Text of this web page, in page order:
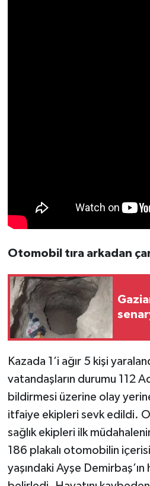
Otomobil tıra arkadan
Kazada 1’i ağır 5 kişi
vatandaşların durumu 112
bildirmesi üzerine olay
itfaiye ekipleri sevk edildi.
sağlık ekipleri ilk
186 plakalı otomobilin
yaşındaki Ayşe